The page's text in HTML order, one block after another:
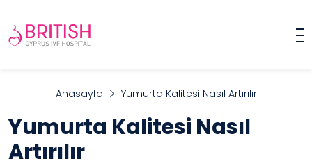
Anasayfa Yumurta Kalitesi Nasıl Artırılır
Yumurta Kalitesi Nasıl
Artırılır